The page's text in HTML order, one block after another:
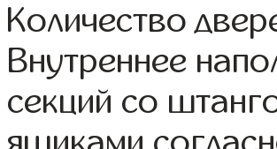
Количество
Внутреннее
секций со